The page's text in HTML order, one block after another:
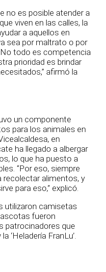
no es posible atender a
viven en las calles, la
a aquellos en
sea por maltrato o por
todo es competencia
prioridad es brindar
afirmó la
un componente
para los animales en
en
ha llegado a albergar
lo que ha puesto a
“Por eso, siempre
alimentos, y
para eso,” explicó.
utilizaron camisetas
fueron
patrocinadores que
‘Heladería FranLu’.